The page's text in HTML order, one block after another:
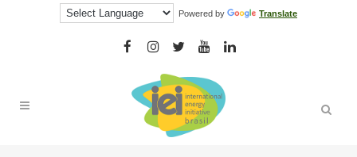
Powered by Translate